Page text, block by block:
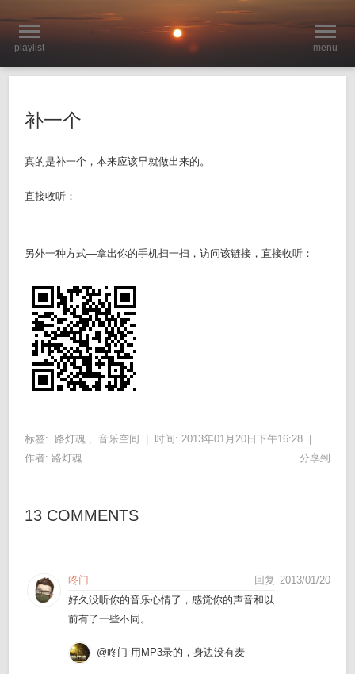
playlist menu
补一个
真的是补一个，本来应该早就做出来的。
直接收听：
另外一种方式—拿出你的手机扫一扫，访问该链接，直接收听：
标签: 路灯魂 , 音乐空间
时间: 2013年01月20日下午16:28 |
作者: 路灯魂 分享到
13 COMMENTS
2013/01/20
咚门
回复
好久没听你的音乐心情了，感觉你的声音和以
前有了一些不同。
@咚门 用MP3录的，身边没有麦